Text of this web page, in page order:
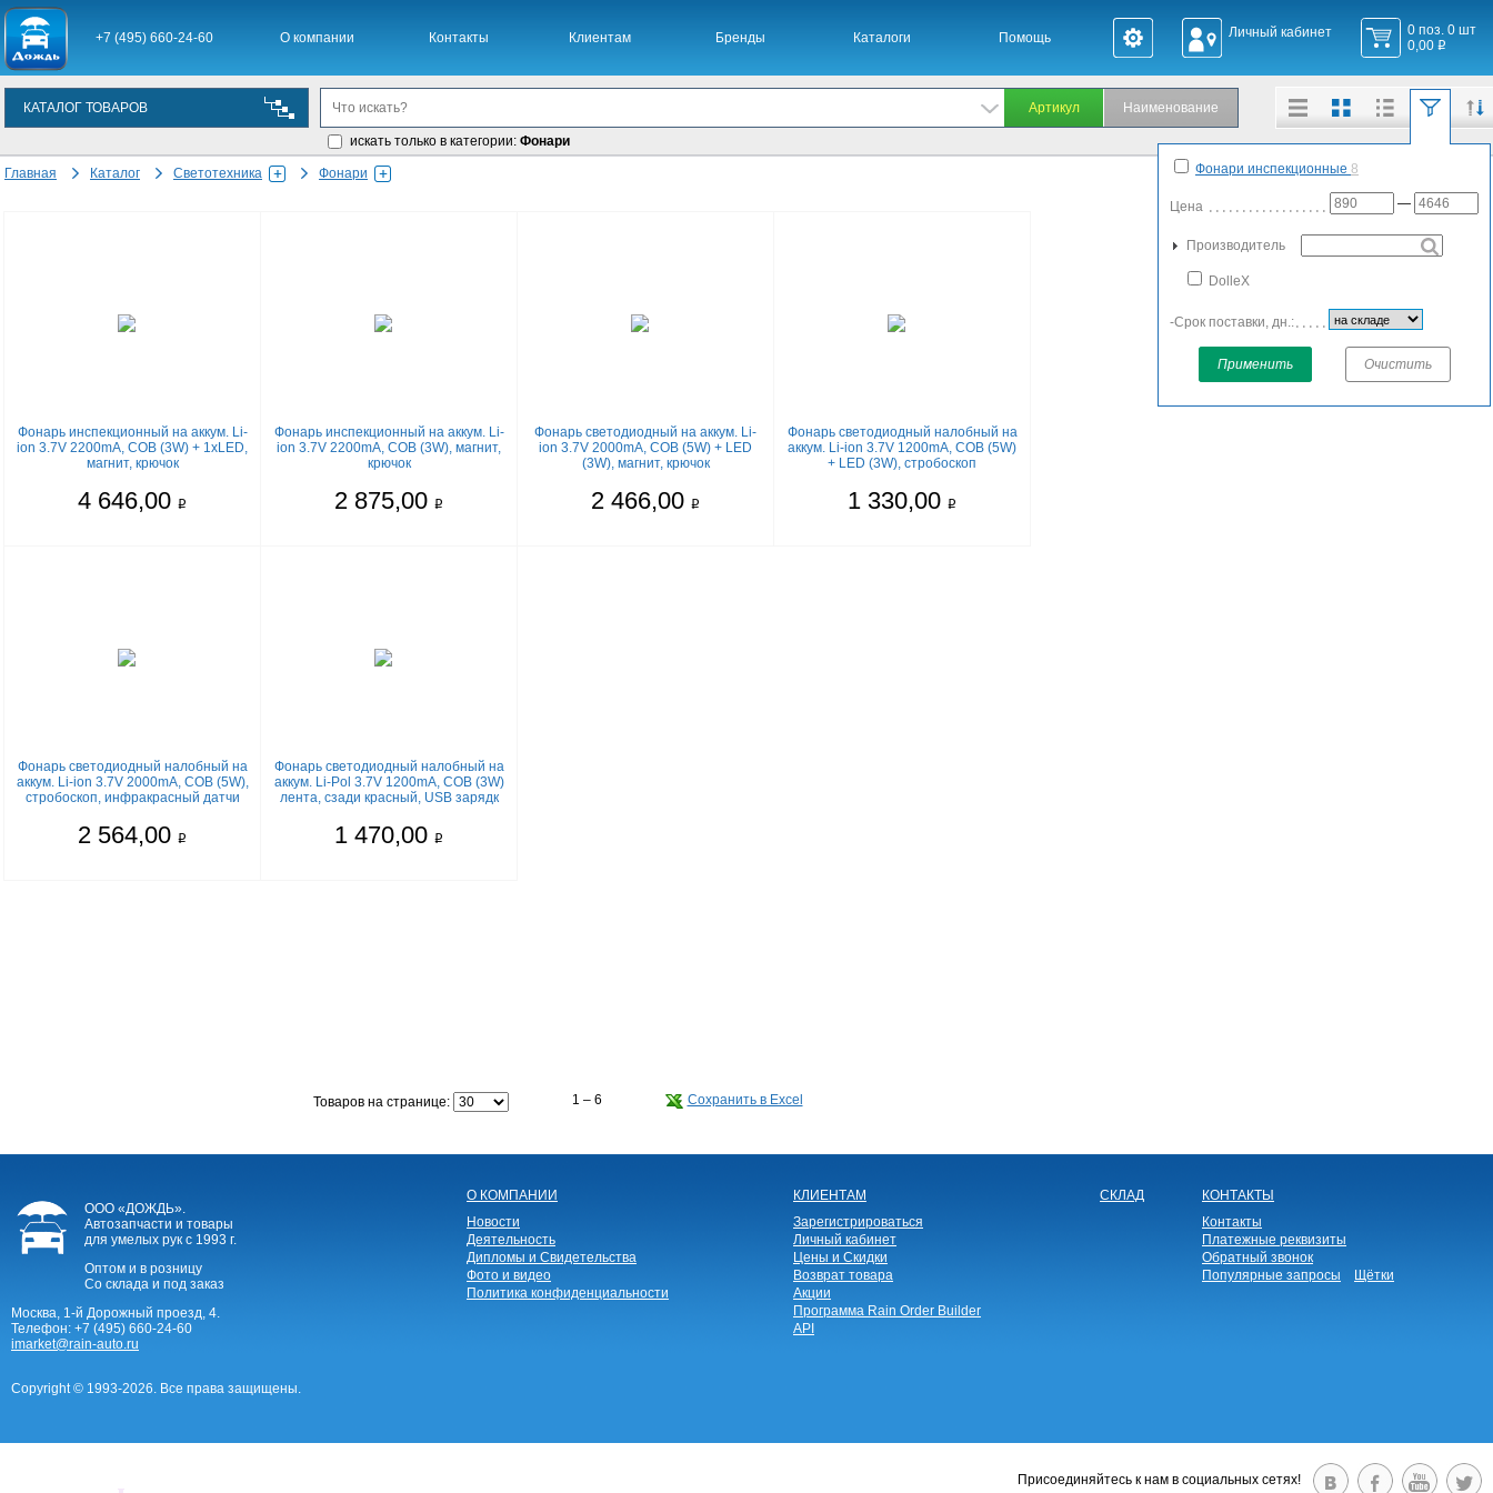
+7 (495) 660-24-60 О компании Контакты Клиентам Бренды Каталоги Помощь Личный кабинет
0 поз. 0 шт
0,00q
КАТАЛОГ ТОВАРОВ
искать только в категории: Фонари
Главная Каталог Светотехника Фонари Фонари инспекционные 8
Цена —
Производитель
DolleX
-Срок поставки, дн.:
Применить Очистить
Фонарь инспекционный на аккум. Li-
ion 3.7V 2200mA, COB (3W) + 1хLED,
магнит, крючок
4 646,00 q
Фонарь инспекционный на аккум. Li-
ion 3.7V 2200mA, COB (3W), магнит,
крючок
2 875,00 q
Фонарь светодиодный на аккум. Li-
ion 3.7V 2000mA, COB (5W) + LED
(3W), магнит, крючок
2 466,00 q
Фонарь светодиодный налобный на
аккум. Li-ion 3.7V 1200mA, COB (5W)
+ LED (3W), стробоскоп
1 330,00 q
Фонарь светодиодный налобный на
аккум. Li-ion 3.7V 2000mA, COB (5W),
стробоскоп, инфракрасный датчи
2 564,00 q
Фонарь светодиодный налобный на
аккум. Li-Pol 3.7V 1200mA, COB (3W)
лента, сзади красный, USB зарядк
1 470,00 q
Товаров на странице: 1 – 6 Сохранить в Excel
ООО «ДОЖДЬ».
Автозапчасти и товары
для умелых рук с 1993 г.
Оптом и в розницу
Со склада и под заказ
Москва, 1-й Дорожный проезд, 4.
Телефон: +7 (495) 660-24-60
imarket@rain-auto.ru
Copyright © 1993-2026. Все права защищены.
О КОМПАНИИ
Новости
Деятельность
Дипломы и Свидетельства
Фото и видео
Политика конфиденциальности
КЛИЕНТАМ
Зарегистрироваться
Личный кабинет
Цены и Скидки
Возврат товара
Акции
Программа Rain Order Builder
API
СКЛАД
КОНТАКТЫ
Контакты
Платежные реквизиты
Обратный звонок
Популярные запросы
Щётки
Присоединяйтесь к нам в социальных сетях!